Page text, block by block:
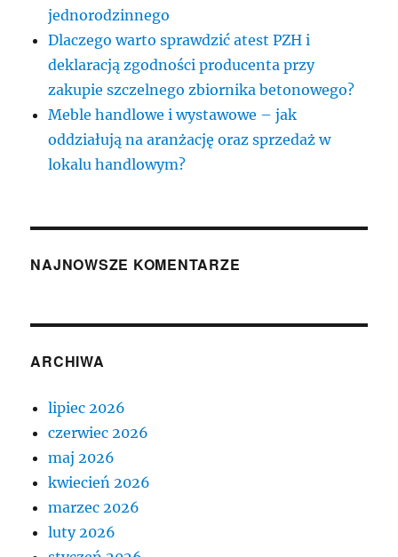
jednorodzinnego
Dlaczego warto sprawdzić atest PZH i
deklaracją zgodności producenta przy
zakupie szczelnego zbiornika betonowego?
Meble handlowe i wystawowe – jak
oddziałują na aranżację oraz sprzedaż w
lokalu handlowym?
NAJNOWSZE KOMENTARZE
ARCHIWA
lipiec 2026
czerwiec 2026
maj 2026
kwiecień 2026
marzec 2026
luty 2026